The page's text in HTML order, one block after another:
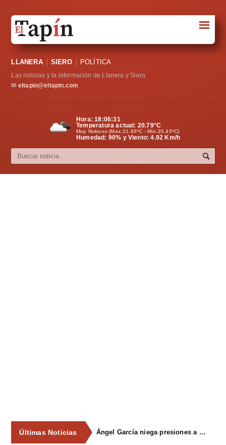
Sociedad
Política
Cultura
☰
LLANERA SIERO POLÍTICA
Las noticias y la información de Llanera y Siero
✉ eltapin@eltapin.com
Hora:18:06:32
Temperatura actual: 20.79°C
Muy Nuboso (Max.21.65ºC - Min.20.45ºC)
Humedad: 90% y Viento: 4.92 Km/h
Últimas Noticias Ángel García niega presiones a comercios y asegura que el Ayuntamiento cumple "de manera muy rigurosa" la Ley de Contratos